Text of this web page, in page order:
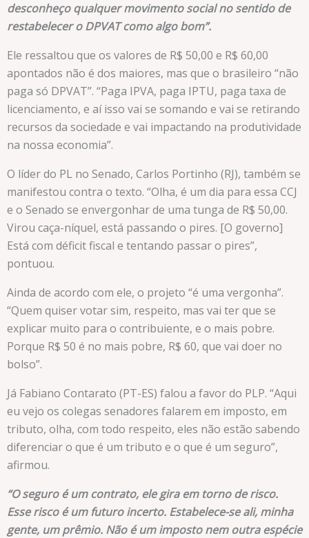
desconheço qualquer movimento social no sentido de
restabelecer o DPVAT como algo bom”.
Ele ressaltou que os valores de R$ 50,00 e R$ 60,00
apontados não é dos maiores, mas que o brasileiro “não
paga só DPVAT”. “Paga IPVA, paga IPTU, paga taxa de
licenciamento, e aí isso vai se somando e vai se retirando
recursos da sociedade e vai impactando na produtividade
na nossa economia”.
O líder do PL no Senado, Carlos Portinho (RJ), também se
manifestou contra o texto. “Olha, é um dia para essa CCJ
e o Senado se envergonhar de uma tunga de R$ 50,00.
Virou caça-níquel, está passando o pires. [O governo]
Está com déficit fiscal e tentando passar o pires”,
pontuou.
Ainda de acordo com ele, o projeto “é uma vergonha”.
“Quem quiser votar sim, respeito, mas vai ter que se
explicar muito para o contribuiente, e o mais pobre.
Porque R$ 50 é no mais pobre, R$ 60, que vai doer no
bolso”.
Já Fabiano Contarato (PT-ES) falou a favor do PLP. “Aqui
eu vejo os colegas senadores falarem em imposto, em
tributo, olha, com todo respeito, eles não estão sabendo
diferenciar o que é um tributo e o que é um seguro”,
afirmou.
“O seguro é um contrato, ele gira em torno de risco.
Esse risco é um futuro incerto. Estabelece-se ali, minha
gente, um prêmio. Não é um imposto nem outra espécie